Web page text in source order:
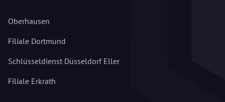
Oberhausen
Filiale Dortmund
Schlüsseldienst Düsseldorf Eller
Filiale Erkrath